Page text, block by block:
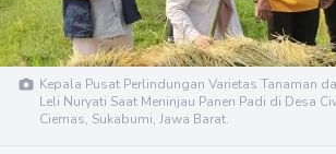
Kepala Pusat Perlindungan Varietas Tanaman
Leli Nuryati Saat Meninjau Panen Padi di Desa
Ciemas, Sukabumi, Jawa Barat.